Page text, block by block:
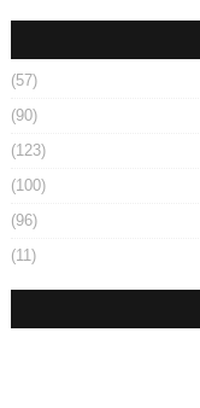
(57)
(90)
(123)
(100)
(96)
(11)